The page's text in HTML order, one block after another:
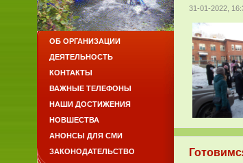
31-01-2022,
ОБ ОРГАНИЗАЦИИ
ДЕЯТЕЛЬНОСТЬ
КОНТАКТЫ
ВАЖНЫЕ ТЕЛЕФОНЫ
НАШИ ДОСТИЖЕНИЯ
НОВШЕСТВА
АНОНСЫ ДЛЯ СМИ
ЗАКОНОДАТЕЛЬСТВО